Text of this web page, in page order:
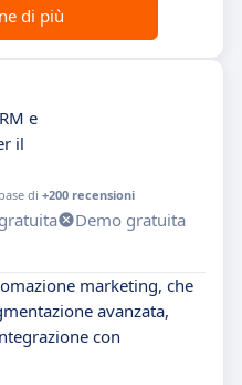
di più
e
il
di +200 recensioni
Demo gratuita
marketing, che
avanzata,
con